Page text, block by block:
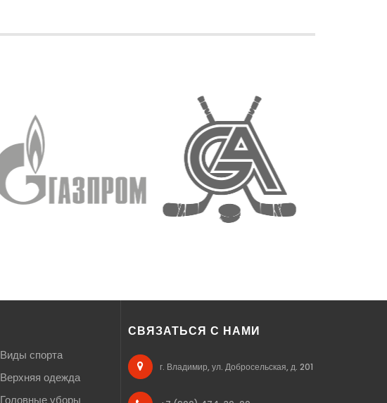
Виды спорта
Верхняя одежда
СВЯЗАТЬСЯ С НАМИ
г. Владимир, ул. Добросельская, д. 201